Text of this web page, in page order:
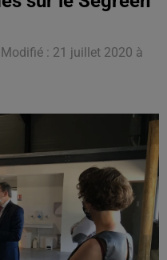
: 21 juillet 2020 à